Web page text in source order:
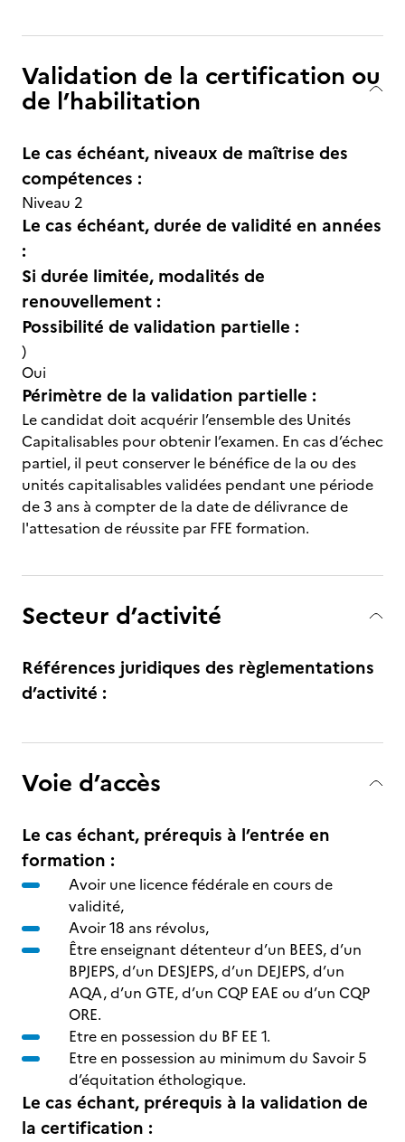
Validation de la certification ou
de l’habilitation
Le cas échéant, niveaux de maîtrise des
compétences :
Niveau 2
Le cas échéant, durée de validité en années
:
Si durée limitée, modalités de
renouvellement :
Possibilité de validation partielle :
)
Oui
Périmètre de la validation partielle :
Le candidat doit acquérir l’ensemble des Unités
Capitalisables pour obtenir l’examen. En cas d’échec
partiel, il peut conserver le bénéfice de la ou des
unités capitalisables validées pendant une période
de 3 ans à compter de la date de délivrance de
l'attesation de réussite par FFE formation.
Secteur d’activité
Références juridiques des règlementations
d’activité :
Voie d’accès
Le cas échant, prérequis à l’entrée en
formation :
Avoir une licence fédérale en cours de
validité,
Avoir 18 ans révolus,
​Être enseignant détenteur d’un BEES, d’un
BPJEPS, d’un DESJEPS, d’un DEJEPS, d’un
AQA, d’un GTE, d’un CQP EAE ou d’un CQP
ORE.
Etre en possession du BF EE 1.
Etre en possession au minimum du Savoir 5
d’équitation éthologique.
Le cas échant, prérequis à la validation de
la certification :